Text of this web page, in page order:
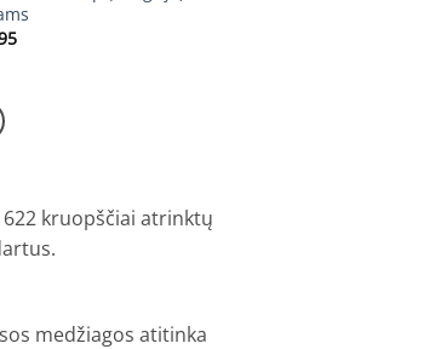
kruopščiai atrinktų
medžiagos atitinka